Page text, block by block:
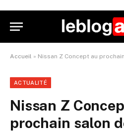
Accueil » Nissan Z Concept au
ACTUALITÉ
Nissan Z
prochain salon